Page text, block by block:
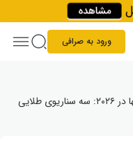
ورود به صرافی
طلایی